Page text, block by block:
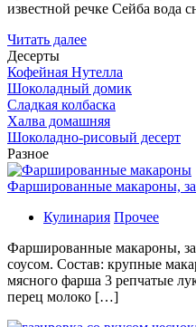
известной речке Сейба вода
Читать далее
Десерты
Кофейная Нутелла
Шоколадный домик
Сладкая колбаска
Халва домашняя
Шоколадно-рисовый десерт
Разное
Фаршированные макароны,
Кулинария Прочее
Фаршированные макароны,
соусом. Состав: крупные
мясного фарша 3 репчатые
перец молоко […]